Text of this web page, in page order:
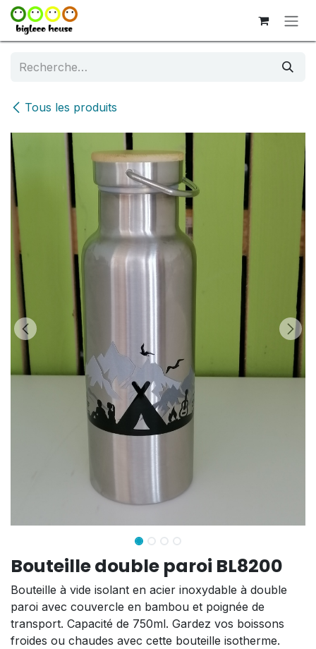
Se rendre au contenu
Tous les produits
Bouteille double paroi BL8200
Bouteille à vide isolant en acier inoxydable à double
paroi avec couvercle en bambou et poignée de
transport. Capacité de 750ml. Gardez vos boissons
froides ou chaudes avec cette bouteille isotherme.